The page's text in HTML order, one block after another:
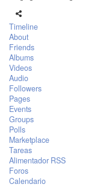
Timeline
About
Friends
Albums
Videos
Audio
Followers
Pages
Events
Groups
Polls
Marketplace
Tareas
Alimentador RSS
Foros
Calendario